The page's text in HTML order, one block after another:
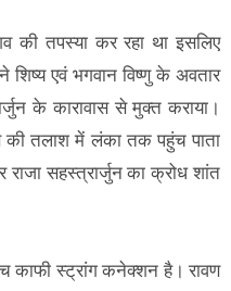
की तपस्या कर रहा था इसलिए
शिष्य एवं भगवान विष्णु के अवतार
के कारावास से मुक्त कराया।
की तलाश में लंका तक पहुंच पाता
सहस्त्रार्जुन का क्रोध शांत
काफी स्ट्रांग कनेक्शन है। रावण